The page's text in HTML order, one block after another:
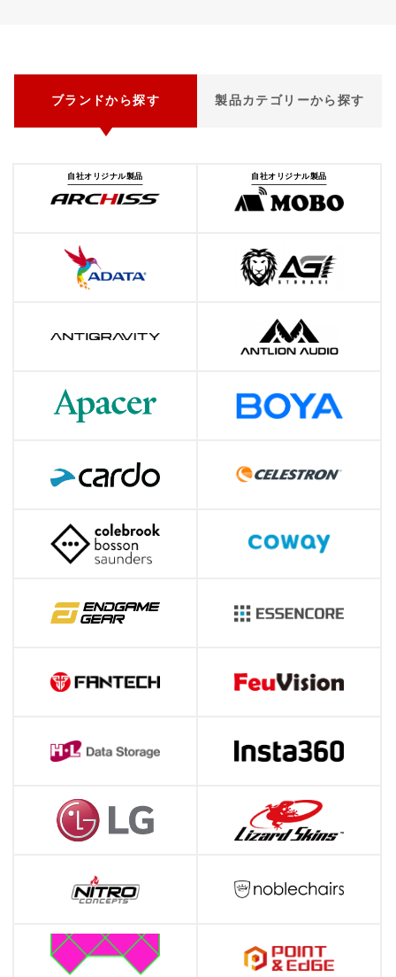
ブランドから探す 製品カテゴリーから探す
自社オリジナル製品 自社オリジナル製品